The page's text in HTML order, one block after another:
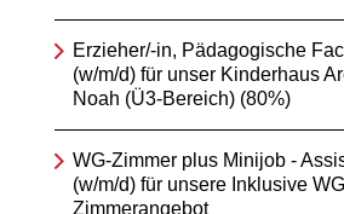
Erzieher/-in, Pädagogische
(w/m/d) für unser Kinderhaus
Noah (Ü3-Bereich) (80%)
WG-Zimmer plus Minijob -
(w/m/d) für unsere Inklusive
Zimmerangebot